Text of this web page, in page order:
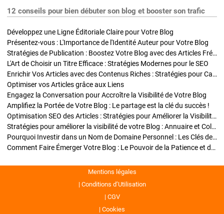
12 conseils pour bien débuter son blog et booster son trafic
Développez une Ligne Éditoriale Claire pour Votre Blog
Présentez-vous : L'Importance de l'Identité Auteur pour Votre Blog
Stratégies de Publication : Boostez Votre Blog avec des Articles Fréquents et Exclusifs
L'Art de Choisir un Titre Efficace : Stratégies Modernes pour le SEO
Enrichir Vos Articles avec des Contenus Riches : Stratégies pour Captiver et Optimiser
Optimiser vos Articles grâce aux Liens
Engagez la Conversation pour Accroître la Visibilité de Votre Blog
Amplifiez la Portée de Votre Blog : Le partage est la clé du succès !
Optimisation SEO des Articles : Stratégies pour Améliorer la Visibilité de Votre Blog
Stratégies pour améliorer la visibilité de votre Blog : Annuaire et Collaborations
Pourquoi Investir dans un Nom de Domaine Personnel : Les Clés de la Réussite de Votre Blog
Comment Faire Émerger Votre Blog : Le Pouvoir de la Patience et de la Persévérance
Mentions légales
Conditions d’Utilisation
CGV
Cookies